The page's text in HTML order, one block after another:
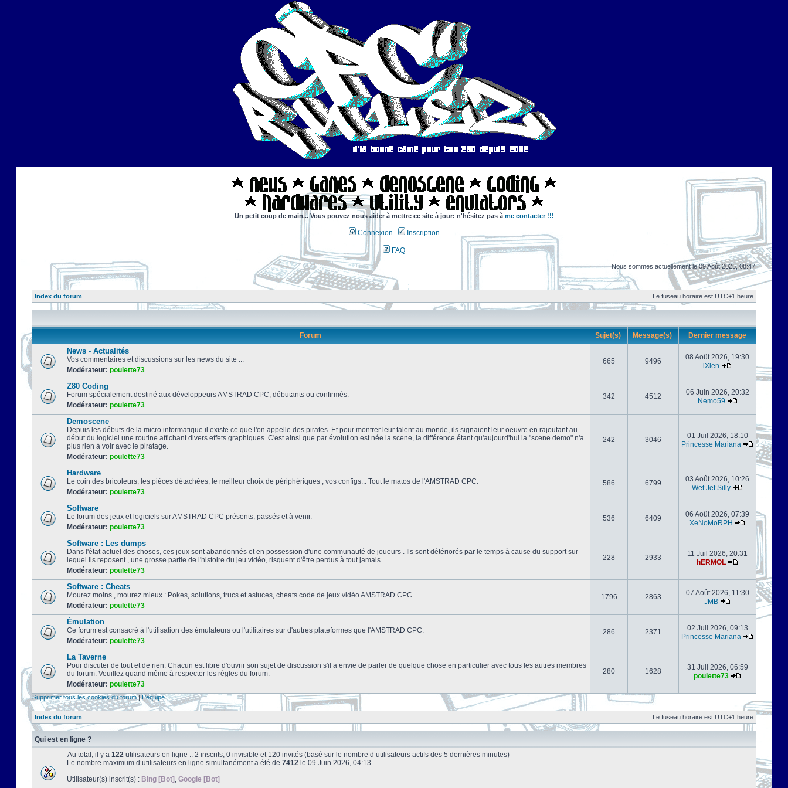
Un petit coup de main... Vous pouvez nous aider à mettre ce site à jour: n'hésitez pas à me contacter !!!
Connexion Inscription
FAQ
Nous sommes actuellement le 09 Août 2026, 08:47
Index du forum Le fuseau horaire est UTC+1 heure
Forum Sujet(s) Message(s) Dernier message
News - Actualités
Vos commentaires et discussions sur les news du site ...
Modérateur: poulette73
665 9496
08 Août 2026, 19:30
iXien
Z80 Coding
Forum spécialement destiné aux développeurs AMSTRAD CPC, débutants ou confirmés.
Modérateur: poulette73
342 4512
06 Juin 2026, 20:32
Nemo59
Demoscene
Depuis les débuts de la micro informatique il existe ce que l'on appelle des pirates. Et pour montrer leur talent au monde, ils signaient leur oeuvre en rajoutant au
début du logiciel une routine affichant divers effets graphiques. C'est ainsi que par évolution est née la scene, la différence étant qu'aujourd'hui la "scene demo" n'a
plus rien à voir avec le piratage.
Modérateur: poulette73
242 3046
01 Juil 2026, 18:10
Princesse Mariana
Hardware
Le coin des bricoleurs, les pièces détachées, le meilleur choix de périphériques , vos configs... Tout le matos de l'AMSTRAD CPC.
Modérateur: poulette73
586 6799
03 Août 2026, 10:26
Wet Jet Silly
Software
Le forum des jeux et logiciels sur AMSTRAD CPC présents, passés et à venir.
Modérateur: poulette73
536 6409
06 Août 2026, 07:39
XeNoMoRPH
Software : Les dumps
Dans l'état actuel des choses, ces jeux sont abandonnés et en possession d'une communauté de joueurs . Ils sont détériorés par le temps à cause du support sur
lequel ils reposent , une grosse partie de l'histoire du jeu vidéo, risquent d'être perdus à tout jamais ...
Modérateur: poulette73
228 2933
11 Juil 2026, 20:31
hERMOL
Software : Cheats
Mourez moins , mourez mieux : Pokes, solutions, trucs et astuces, cheats code de jeux vidéo AMSTRAD CPC
Modérateur: poulette73
1796 2863
07 Août 2026, 11:30
JMB
Émulation
Ce forum est consacré à l'utilisation des émulateurs ou l'utilitaires sur d'autres plateformes que l'AMSTRAD CPC.
Modérateur: poulette73
286 2371
02 Juil 2026, 09:13
Princesse Mariana
La Taverne
Pour discuter de tout et de rien. Chacun est libre d'ouvrir son sujet de discussion s'il a envie de parler de quelque chose en particulier avec tous les autres membres
du forum. Veuillez quand même à respecter les règles du forum.
Modérateur: poulette73
280 1628
31 Juil 2026, 06:59
poulette73
Supprimer tous les cookies du forum|L’équipe
Index du forum Le fuseau horaire est UTC+1 heure
Qui est en ligne ?
Au total, il y a 122 utilisateurs en ligne :: 2 inscrits, 0 invisible et 120 invités (basé sur le nombre d’utilisateurs actifs des 5 dernières minutes)
Le nombre maximum d’utilisateurs en ligne simultanément a été de 7412 le 09 Juin 2026, 04:13
Utilisateur(s) inscrit(s) : Bing [Bot] , Google [Bot]